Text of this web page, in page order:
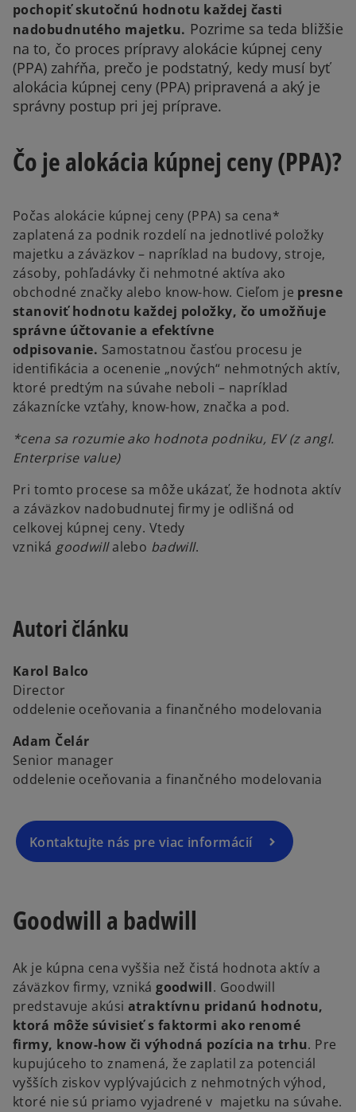
pochopiť skutočnú hodnotu každej časti
nadobudnutého majetku. Pozrime sa teda bližšie
na to, čo proces prípravy alokácie kúpnej ceny
(PPA) zahŕňa, prečo je podstatný, kedy musí byť
alokácia kúpnej ceny (PPA) pripravená a aký je
správny postup pri jej príprave.
Čo je alokácia kúpnej ceny (PPA)?
Počas alokácie kúpnej ceny (PPA) sa cena*
zaplatená za podnik rozdelí na jednotlivé položky
majetku a záväzkov – napríklad na budovy, stroje,
zásoby, pohľadávky či nehmotné aktíva ako
obchodné značky alebo know-how. Cieľom je presne
stanoviť hodnotu každej položky, čo umožňuje
správne účtovanie a efektívne
odpisovanie. Samostatnou časťou procesu je
identifikácia a ocenenie „nových“ nehmotných aktív,
ktoré predtým na súvahe neboli – napríklad
zákaznícke vzťahy, know-how, značka a pod.
*cena sa rozumie ako hodnota podniku, EV (z angl.
Enterprise value)
Pri tomto procese sa môže ukázať, že hodnota aktív
a záväzkov nadobudnutej firmy je odlišná od
celkovej kúpnej ceny. Vtedy
vzniká goodwillalebo badwill.
Autori článku
Karol Balco
Director
oddelenie oceňovania a finančného modelovania
Adam Čelár
Senior manager
oddelenie oceňovania a finančného modelovania
Kontaktujte nás pre viac informácií
Goodwill a badwill
Ak je kúpna cena vyššia než čistá hodnota aktív a
záväzkov firmy, vznikágoodwill. Goodwill
predstavuje akúsi atraktívnu pridanú hodnotu,
ktorá môže súvisieť s faktormi ako renomé
firmy, know-how či výhodná pozícia na trhu. Pre
kupujúceho to znamená, že zaplatil za potenciál
vyšších ziskov vyplývajúcich z nehmotných výhod,
ktoré nie sú priamo vyjadrené v majetku na súvahe.